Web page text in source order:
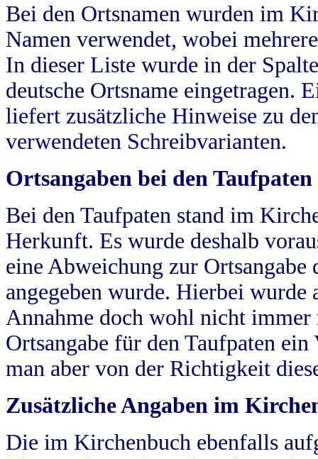
Bei den Ortsnamen wurden im
Namen verwendet, wobei
In dieser Liste wurde in der
deutsche Ortsname eingetragen.
liefert zusätzliche Hinweise zu
verwendeten Schreibvarianten.
Ortsangaben bei den Taufpaten
Bei den Taufpaten stand im
Herkunft. Es wurde deshalb
eine Abweichung zur
angegeben wurde. Hierbei wurde
Annahme doch wohl nicht
Ortsangabe für den Taufpaten
man aber von der Richtigkeit
Zusätzliche Angaben im
Die im Kirchenbuch ebenfalls